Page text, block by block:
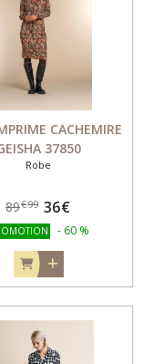
CACHEMIRE
37850
Robe
89€99 36€
- 60 %